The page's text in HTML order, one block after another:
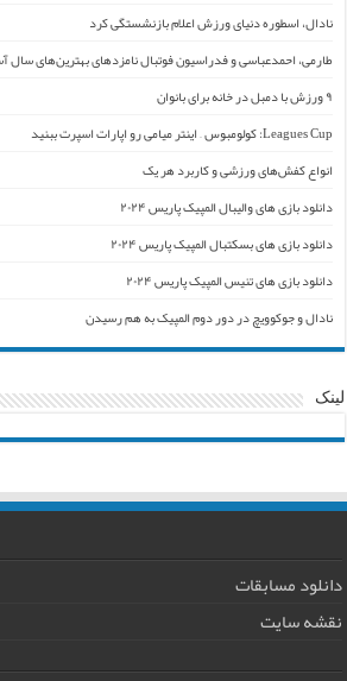
نادال، اسطوره دنیای ورزش اعلام بازنشستگی کرد
طارمی، احمدعباسی و فدراسیون فوتبال نامزدهای بهترین‌های سال
۹ ورزش با دمبل در خانه برای بانوان
Leagues Cup: کولومبوس – اینتر میامی رو اپارات اسپرت ببنید
انواع کفش‌های ورزشی و کاربرد هر یک
دانلود بازی های والیبال المپیک پاریس ۲۰۲۴
دانلود بازی های بسکتبال المپیک پاریس ۲۰۲۴
دانلود بازی های تنیس المپیک پاریس ۲۰۲۴
نادال و جوکوویچ در دور دوم المپیک به هم رسیدن
لینک
دانلود مسابقات
نقشه سایت